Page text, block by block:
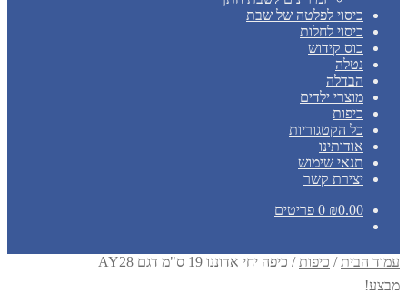
כיסוי לפלטה של שבת
כיסוי לחלות
כוס קידוש
נטלה
הבדלה
מוצרי ילדים
כיפות
כל הקטגוריות
אודותינו
תנאי שימוש
יצירת קשר
₪0.00 0 פריטים
עמוד הבית / כיפות / כיפה יחי אדוננו 19 ס"מ דגם AY28
מבצע!